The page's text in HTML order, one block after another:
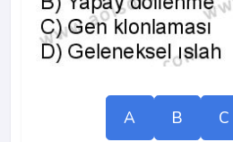
A B C